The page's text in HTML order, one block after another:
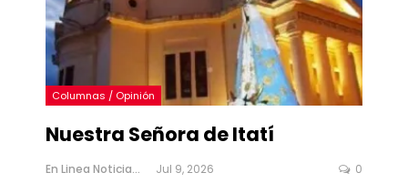
Columnas / Opinión
Nuestra Señora de Itatí
En Linea Noticias Jul 9, 2026 0